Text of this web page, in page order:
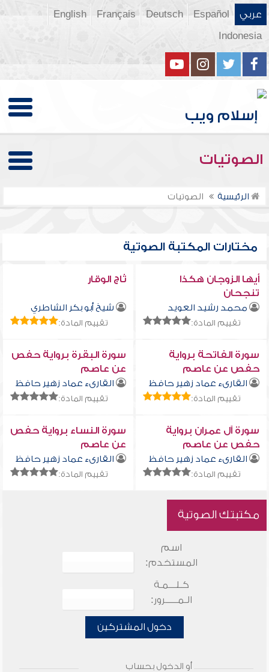
عربي Español
Deutsch
Français
English
Indonesia
الصوتيات
الرئيسية الصوتيات
مختارات المكتبة الصوتية
أيها الزوجان هكذا
تنجحان
محمد رشيد العويد
تقييم المادة:
ثاج الوقار
شيخ أبو بكر الشاطري
تقييم المادة:
سورة الفاتحة برواية
حفص عن عاصم
القارىء عماد زهير حافظ
تقييم المادة:
سورة البقرة برواية حفص
عن عاصم
القارىء عماد زهير حافظ
تقييم المادة:
سورة آل عمران برواية
حفص عن عاصم
القارىء عماد زهير حافظ
تقييم المادة:
سورة النساء برواية حفص
عن عاصم
القارىء عماد زهير حافظ
تقييم المادة:
مكتبتك الصوتية
اسم
المستخدم:
كـلـــمـة
الـمـــــرور:
دخول المشتركين
أو الدخول بحساب